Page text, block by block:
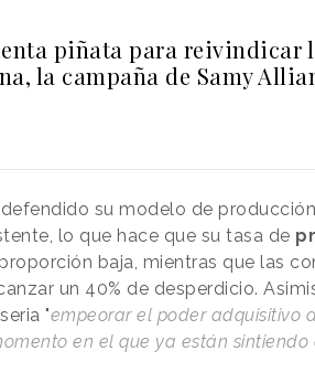
piñata para reivindicar
la campaña de Samy
defendido su modelo de
lo que hace que su tasa de
baja, mientras que las
un 40% de desperdicio.
"empeorar el poder adquisitivo
en el que ya están